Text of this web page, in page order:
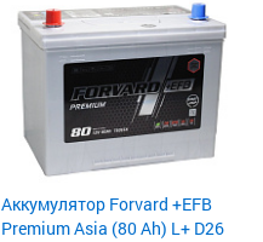
Аккумулятор Forvard +EFB
Premium Asia (80 Ah) L+ D26